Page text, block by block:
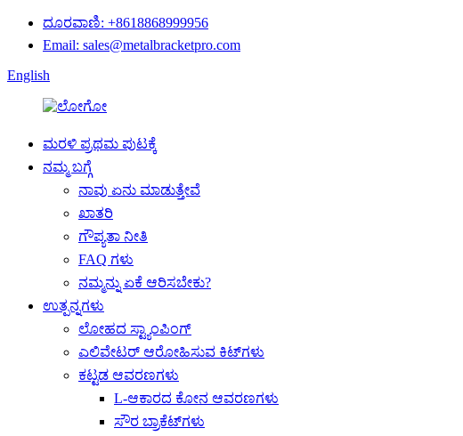
ದೂರವಾಣಿ: +8618868999956
Email: sales@metalbracketpro.com
English
ಮರಳಿ ಪ್ರಥಮ ಪುಟಕ್ಕೆ
ನಮ್ಮ ಬಗ್ಗೆ
ನಾವು ಏನು ಮಾಡುತ್ತೇವೆ
ಖಾತರಿ
ಗೌಪ್ಯತಾ ನೀತಿ
FAQ ಗಳು
ನಮ್ಮನ್ನು ಏಕೆ ಆರಿಸಬೇಕು?
ಉತ್ಪನ್ನಗಳು
ಲೋಹದ ಸ್ಟ್ಯಾಂಪಿಂಗ್
ಎಲಿವೇಟರ್ ಆರೋಹಿಸುವ ಕಿಟ್‌ಗಳು
ಕಟ್ಟಡ ಆವರಣಗಳು
L-ಆಕಾರದ ಕೋನ ಆವರಣಗಳು
ಸೌರ ಬ್ರಾಕೆಟ್‌ಗಳು